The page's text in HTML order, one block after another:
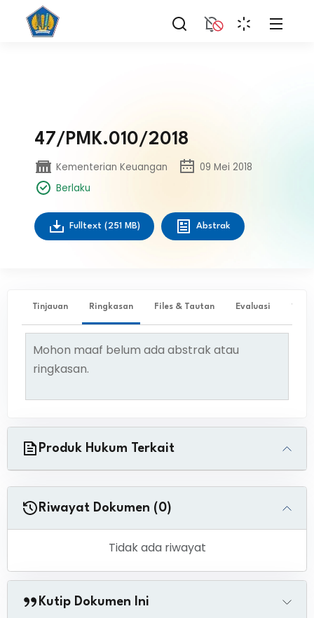
47/PMK.010/2018
Kementerian Keuangan
09 Mei 2018
Berlaku
Fulltext (251 MB) Abstrak
Tinjauan Ringkasan Files & Tautan Evaluasi ✨
Mohon maaf belum ada abstrak atau
ringkasan.
Produk Hukum Terkait
Riwayat Dokumen (0)
Tidak ada riwayat
Kutip Dokumen Ini